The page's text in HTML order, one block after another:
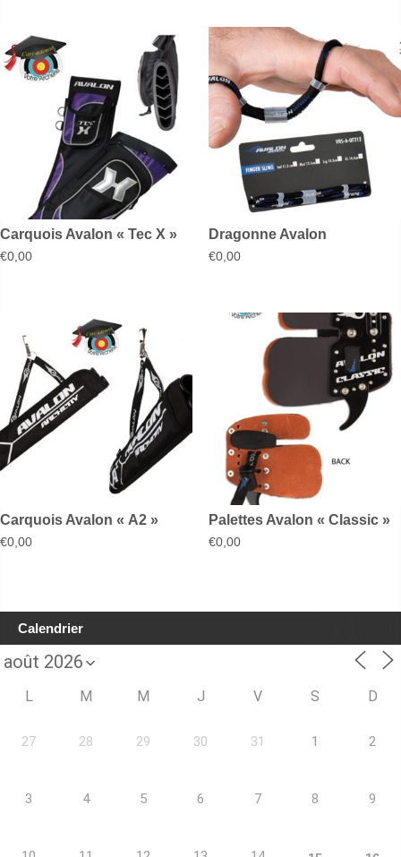
Carquois Avalon « Tec X »
€0,00
Dragonne Avalon
€0,00
Carquois Avalon « A2 »
€0,00
Palettes Avalon « Classic »
€0,00
Calendrier
L M M J V S D
27 28 29 30 31 1 2
3 4 5 6 7 8 9